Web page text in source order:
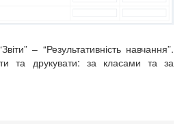
– “Результативність навчання”.
та друкувати: за класами та за